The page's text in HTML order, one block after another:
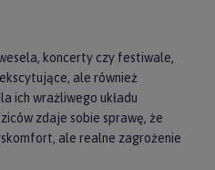
koncerty czy festiwale,
ale również
ich wrażliwego układu
zdaje sobie sprawę, że
ale realne zagrożenie